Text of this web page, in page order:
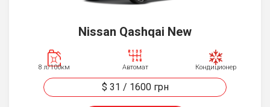
Nissan Qashqai New
8 л/100км Автомат Кондиционер
$ 31 / 1600 грн